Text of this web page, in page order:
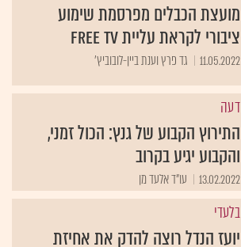
מועצת הכבלים מפרסמת שימוע
ציבורי לקראת עליית FREE TV
11.05.2022 גד פרץ וענת ביין-לובוביץ'
דעה
התירוץ הקבוע של גנץ: הכול זמני,
והקבוע יגיע בקרוב
13.02.2022 עו"ד אלעד מן
בלעדי
יועז הנדל רוצה להדק את אחיזת